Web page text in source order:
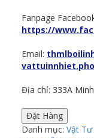
Fanpage
https://
Email:
Địa chỉ: 333A
Đặt Hàng
Danh mục: Vật